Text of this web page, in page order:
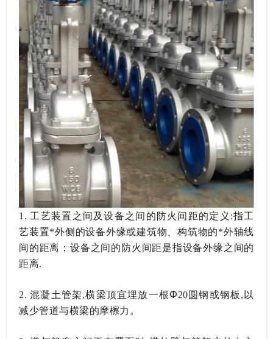
1.工艺装置之间及设备之间的防火间距的定义 :指工
艺装置*外侧的设备外缘或建筑物、构筑物的*外轴线
间的距离；设备之间的防火间距是指设备外缘之间的
距离.
2.混凝土管架,横梁顶宜埋放一根Φ20圆钢或钢板,以
减少管道与横梁的摩檫力。